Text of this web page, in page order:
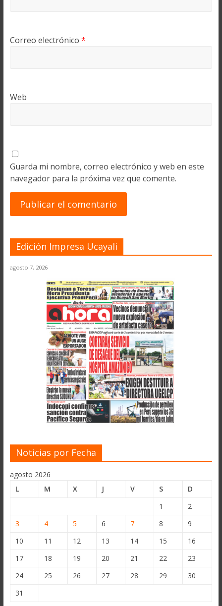
Correo electrónico *
Web
Guarda mi nombre, correo electrónico y web en este
navegador para la próxima vez que comente.
Edición Impresa Ucayali
agosto 7, 2026
Noticias por Fecha
agosto 2026
L
M X J V S
D
1
2
3
4 5 6 7 8
9
10
11 12 13 14 15
16
17
18 19 20 21 22
23
24
25 26 27 28 29
30
31